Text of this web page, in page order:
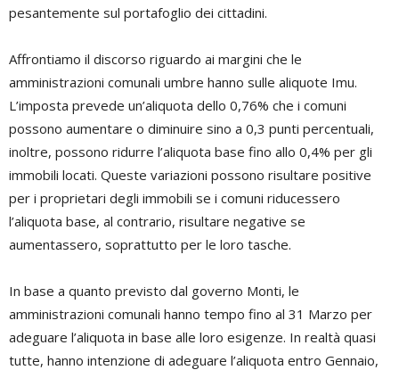
pesantemente sul portafoglio dei cittadini.
Affrontiamo il discorso riguardo ai margini che le
amministrazioni comunali umbre hanno sulle aliquote Imu.
L’imposta prevede un’aliquota dello 0,76% che i comuni
possono aumentare o diminuire sino a 0,3 punti percentuali,
inoltre, possono ridurre l’aliquota base fino allo 0,4% per gli
immobili locati. Queste variazioni possono risultare positive
per i proprietari degli immobili se i comuni riducessero
l’aliquota base, al contrario, risultare negative se
aumentassero, soprattutto per le loro tasche.
In base a quanto previsto dal governo Monti, le
amministrazioni comunali hanno tempo fino al 31 Marzo per
adeguare l’aliquota in base alle loro esigenze. In realtà quasi
tutte, hanno intenzione di adeguare l’aliquota entro Gennaio,